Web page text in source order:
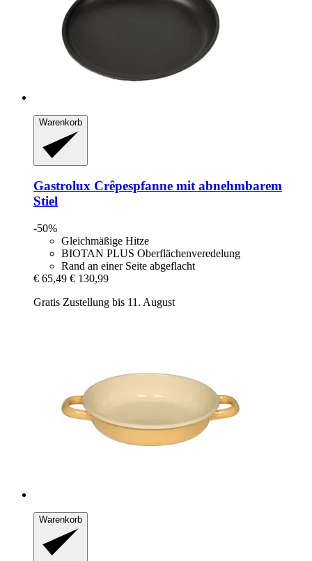
Warenkorb
Gastrolux Crêpespfanne mit abnehmbarem
Stiel
-50%
Gleichmäßige Hitze
BIOTAN PLUS Oberflächenveredelung
Rand an einer Seite abgeflacht
€ 65,49 € 130,99
Gratis Zustellung bis 11. August
Warenkorb